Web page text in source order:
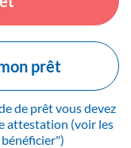
prêt
de prêt vous devez
attestation (voir les